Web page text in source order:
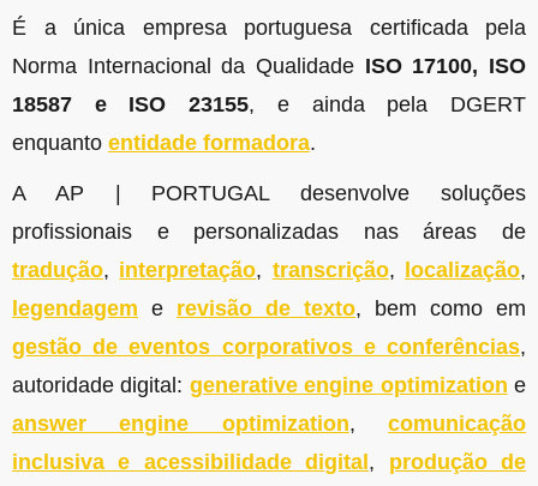
É a única empresa portuguesa certificada pela
Norma Internacional da Qualidade ISO 17100, ISO
18587 e ISO 23155, e ainda pela DGERT
enquanto entidade formadora.
A AP | PORTUGAL desenvolve soluções
profissionais e personalizadas nas áreas de
tradução, interpretação, transcrição, localização,
legendagem e revisão de texto, bem como em
gestão de eventos corporativos e conferências,
autoridade digital: generative engine optimization e
answer engine optimization,comunicação
inclusiva e acessibilidade digital, produção de